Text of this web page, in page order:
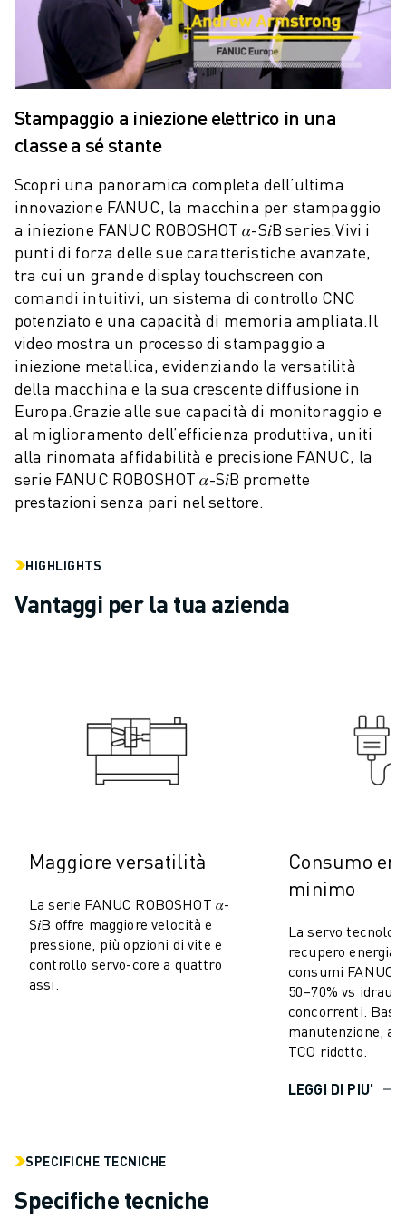
MACCHINE PER ELETTROEROSIONE A FILO
ROBOCUT MACCHINE PER ELETTROEROSIONE A FILO
ROBOCUT HARDWARE
SOFTWARE ROBOCUT
MANUTENZIONE PREVENTIVA DI ROBOCUT
SOSTENIBILITÀ DI ROBOCUT
SOLUZIONI PER FABBRICHE INTELLIGENTI
SOLUZIONI DI FABBRICA INTELLIGENTI PER AUMENTARE
REGISTRAZIONE DEI PRODOTTI " PORTALE FANUC
CASI DI SUCCESSO
SOLUZIONI
SETTORI
TUTTI I SETTORI
AEROSPAZIALE
AUTOMOTIVE
ELETTRONICA
FOOD & BEVERAGE
MEDICALE
PLASTICA
TUTTE LE APPLICAZIONI
SALDATURA AD ARCO
FORATURA E MASCHIATURA AD ALTA VELOCITÀ
STAMPAGGIO A INIEZIONE
ASSERVIMENTO MACCHINA
SALDATURA A PUNTI
ISPEZIONE VISIVA
ELETTROEROSIONE A FILO
CASI DI SUCCESSO
SERVIZIO CLIENTI
ASSISTENZA CLIENTI
E-STORE
TRAINING & EDUCATION
Stampaggio a iniezione elettrico in una
classe a sé stante
Scopri una panoramica completa dell’ultima
innovazione FANUC, la macchina per stampaggio
a iniezione FANUC ROBOSHOT 𝛼-S𝑖B series.Vivi i
punti di forza delle sue caratteristiche avanzate,
tra cui un grande display touchscreen con
comandi intuitivi, un sistema di controllo CNC
potenziato e una capacità di memoria ampliata.Il
video mostra un processo di stampaggio a
iniezione metallica, evidenziando la versatilità
della macchina e la sua crescente diffusione in
Europa.Grazie alle sue capacità di monitoraggio e
al miglioramento dell’efficienza produttiva, uniti
alla rinomata affidabilità e precisione FANUC, la
serie FANUC ROBOSHOT 𝛼-S𝑖B promette
prestazioni senza pari nel settore.
HIGHLIGHTS
Vantaggi per la tua azienda
Maggiore versatilità
La serie FANUC ROBOSHOT 𝛼-
S𝑖B offre maggiore velocità e
pressione, più opzioni di vite e
controllo servo-core a quattro
assi.
Consumo
minimo
La servo
recupero energia
consumi FANUC
50–70% vs
concorrenti.
manutenzione,
TCO ridotto.
LEGGI DI PIU'
SPECIFICHE TECNICHE
Specifiche tecniche